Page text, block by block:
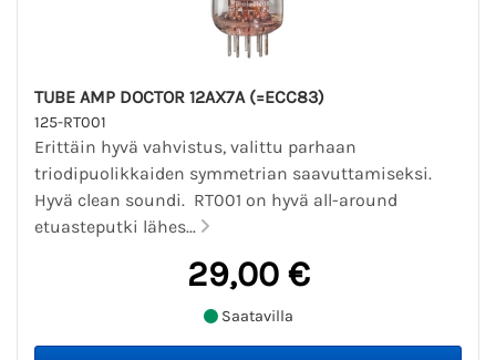
TUBE AMP DOCTOR 12AX7A (=ECC83)
125-RT001
Erittäin hyvä vahvistus, valittu parhaan
triodipuolikkaiden symmetrian saavuttamiseksi.
Hyvä clean soundi. RT001 on hyvä all-around
etuasteputki lähes...
29,00 €
Saatavilla